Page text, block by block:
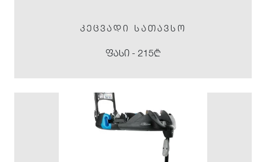
ᲙᲔᲪᲕᲐᲓᲘ ᲡᲐᲗᲐᲕᲡᲝ
ფასი - 215₾